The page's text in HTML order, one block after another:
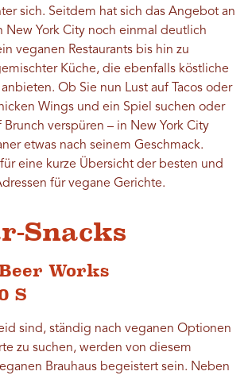
sich. Seitdem hat sich das Angebot an
New York City noch einmal deutlich
veganen Restaurants bis hin zu
Küche, die ebenfalls köstliche
Ob Sie nun Lust auf Tacos oder
Wings und ein Spiel suchen oder
Brunch verspüren – in New York City
etwas nach seinem Geschmack.
eine kurze Übersicht der besten und
für vegane Gerichte.
Snacks
Works
S
sind, ständig nach veganen Optionen
zu suchen, werden von diesem
Brauhaus begeistert sein. Neben